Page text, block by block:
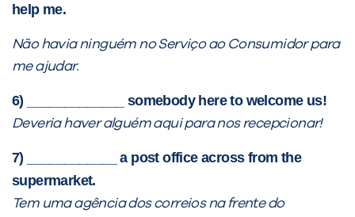
help me.
Não havia ninguém no Serviço ao Consumidor para
me ajudar.
6) _____________ somebody here to welcome us!
Deveria haver alguém aqui para nos recepcionar!
7) ____________ a post office across from the
supermarket.
Tem uma agência dos correios na frente do